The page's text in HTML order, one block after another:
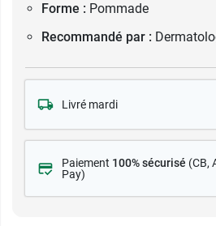
Forme : Pommade
Recommandé par :
Livré mardi
Paiement 100% sécurisé (CB,
Pay)